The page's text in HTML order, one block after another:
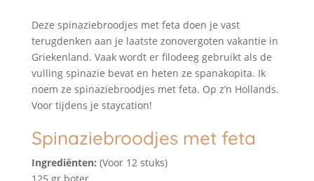
Deze spinaziebroodjes met feta doen je vast
terugdenken aan je laatste zonovergoten vakantie in
Griekenland. Vaak wordt er filodeeg gebruikt als de
vulling spinazie bevat en heten ze spanakopita. Ik
noem ze spinaziebroodjes met feta. Op z’n Hollands.
Voor tijdens je staycation!
Spinaziebroodjes met feta
Ingrediënten: (Voor 12 stuks)